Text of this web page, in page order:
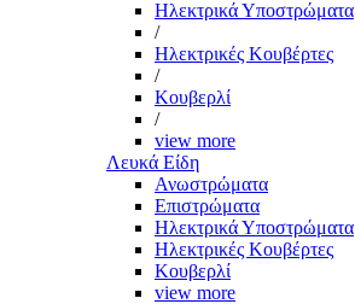
Ηλεκτρικά Υποστρώματα
/
Ηλεκτρικές Κουβέρτες
/
Κουβερλί
/
view more
Λευκά Είδη
Ανωστρώματα
Επιστρώματα
Ηλεκτρικά Υποστρώματα
Ηλεκτρικές Κουβέρτες
Κουβερλί
view more